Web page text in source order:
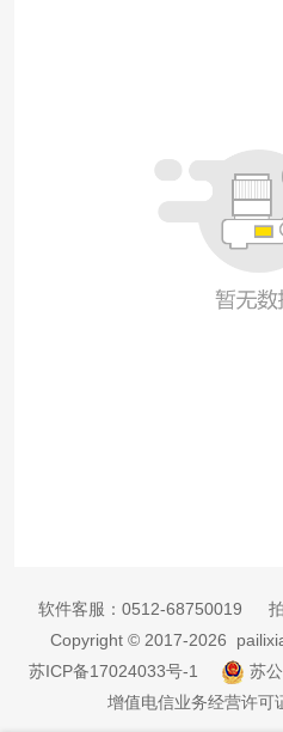
软件客服： 0512-68750019
Copyright © 2017-2026
苏ICP备17024033号-1
苏
增值电信业务经营许可